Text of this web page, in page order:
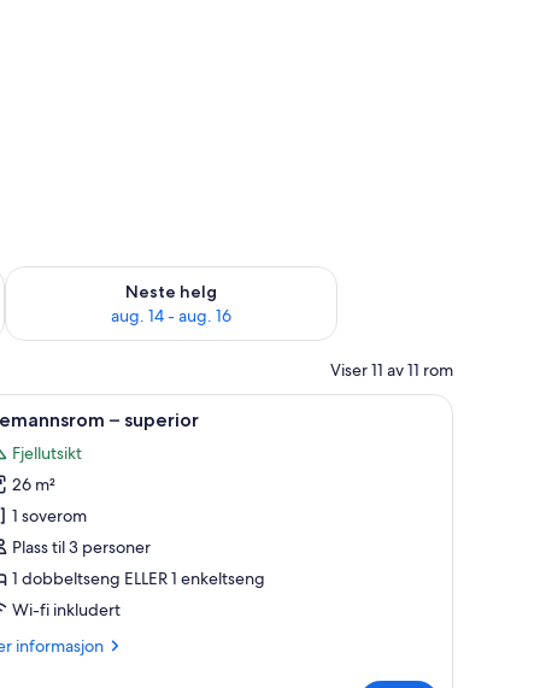
7 - aug. 9
Neste helg
aug. 14 - aug. 16
Sjekk tilgjengelighet for neste helg, aug. 14 - aug. 16
Viser 11 av 11 rom
sengetøy av topp kvalitet Tremannsrom – superior | Temarom for barn
2 – superior
Fjellutsikt
26 m²
1 soverom
Plass til 3 personer
1 dobbeltseng ELLER 1 enkeltseng
Wi-fi inkludert
informasjon